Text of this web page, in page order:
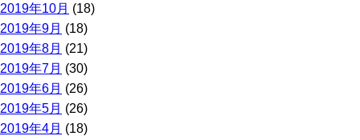
2019年10月 (18)
2019年9月 (18)
2019年8月 (21)
2019年7月 (30)
2019年6月 (26)
2019年5月 (26)
2019年4月 (18)